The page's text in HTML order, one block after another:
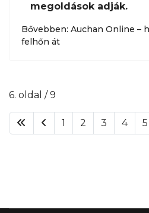
megoldások adják.
Bővebben: Auchan Online –
felhőn át
6. oldal / 9
1 2 3 4 5